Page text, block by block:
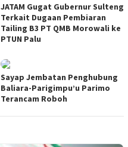
JATAM Gugat Gubernur Sulteng
Terkait Dugaan Pembiaran
Tailing B3 PT QMB Morowali ke
PTUN Palu
Sayap Jembatan Penghubung
Baliara-Parigimpu’u Parimo
Terancam Roboh